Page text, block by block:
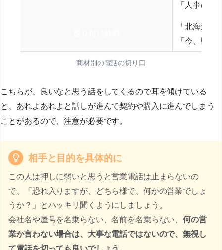
「人事の方
「北海道
「今、弊
商材別の電話の切り口
こちらが、良いなと思う話をしてくるので耳を傾けている
と、あれよあれよと話しが進んで契約や購入に進んでしまう
ことがあるので、注意が必要です。
相手と目的を具体的に
この人は押しに弱いと思うと営業電話は止まらないの
で、「恐れ入りますが、どちら様で、何かの営業でしょ
うか？」とハッキリ聞くようにしましょう。
会社名や屋号を名乗らない、名前を名乗らない、 何の営
業か言わない場合は、大事な電話ではないので、無視し
て電話を切っても良いでしょう。